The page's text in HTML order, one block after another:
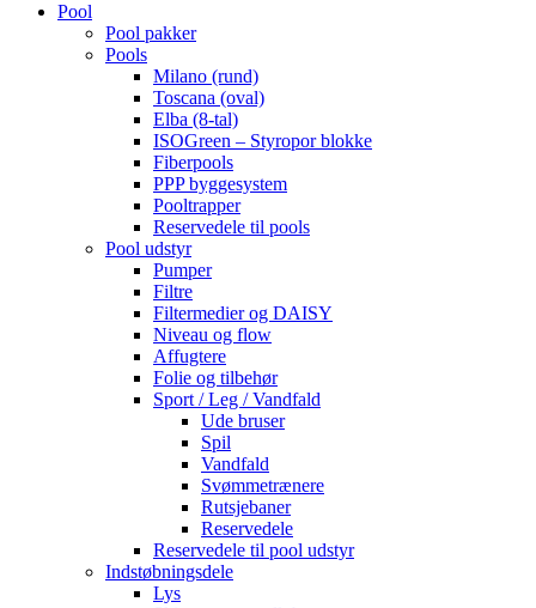
Pool
Pool pakker
Pools
Milano (rund)
Toscana (oval)
Elba (8-tal)
ISOGreen – Styropor blokke
Fiberpools
PPP byggesystem
Pooltrapper
Reservedele til pools
Pool udstyr
Pumper
Filtre
Filtermedier og DAISY
Niveau og flow
Affugtere
Folie og tilbehør
Sport / Leg / Vandfald
Ude bruser
Spil
Vandfald
Svømmetrænere
Rutsjebaner
Reservedele
Reservedele til pool udstyr
Indstøbningsdele
Lys